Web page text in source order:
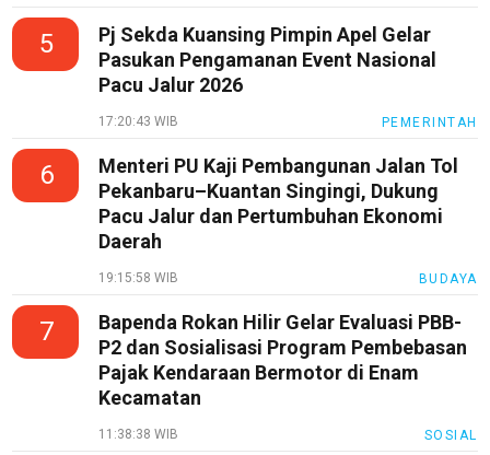
5
Pj Sekda Kuansing Pimpin Apel Gelar
Pasukan Pengamanan Event Nasional
Pacu Jalur 2026
17:20:43 WIB PEMERINTAH
6
Menteri PU Kaji Pembangunan Jalan Tol
Pekanbaru–Kuantan Singingi, Dukung
Pacu Jalur dan Pertumbuhan Ekonomi
Daerah
19:15:58 WIB BUDAYA
7
Bapenda Rokan Hilir Gelar Evaluasi PBB-
P2 dan Sosialisasi Program Pembebasan
Pajak Kendaraan Bermotor di Enam
Kecamatan
11:38:38 WIB SOSIAL